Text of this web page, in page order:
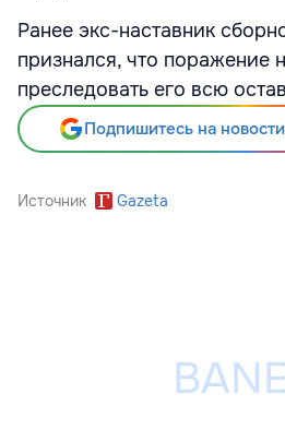
Ранее экс-наставник
признался, что поражение
преследовать его всю
Подпишитесь на
Источник Gazeta